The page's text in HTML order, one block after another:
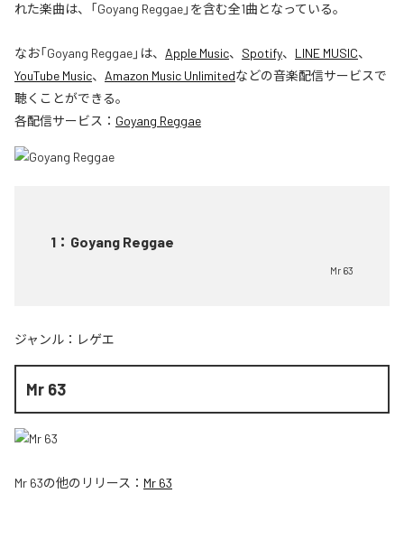
れた楽曲は、「Goyang Reggae」を含む全1曲となっている。
なお「Goyang Reggae」は、 Apple Music、 Spotify、 LINE MUSIC、
YouTube Music、 Amazon Music Unlimitedなどの音楽配信サービスで
聴くことができる。
各配信サービス： Goyang Reggae
1 ： Goyang Reggae
Mr 63
ジャンル： レゲエ
Mr 63
Mr 63の他のリリース： Mr 63